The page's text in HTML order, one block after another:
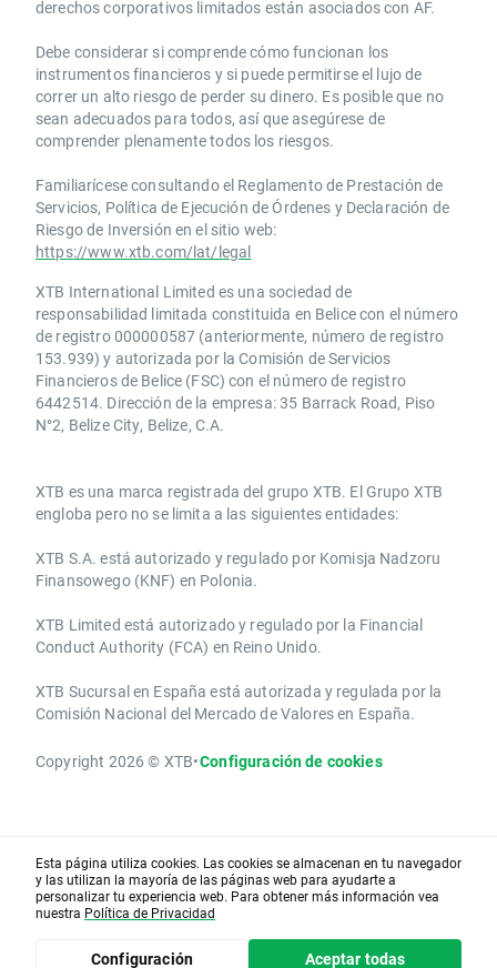
derechos corporativos limitados están asociados con AF.
Debe considerar si comprende cómo funcionan los
instrumentos financieros y si puede permitirse el lujo de
correr un alto riesgo de perder su dinero. Es posible que no
sean adecuados para todos, así que asegúrese de
comprender plenamente todos los riesgos.
Familiarícese consultando el Reglamento de Prestación de
Servicios, Política de Ejecución de Órdenes y Declaración de
Riesgo de Inversión en el sitio web:
https://www.xtb.com/lat/legal
XTB International Limited es una sociedad de
responsabilidad limitada constituida en Belice con el número
de registro 000000587 (anteriormente, número de registro
153.939) y autorizada por la Comisión de Servicios
Financieros de Belice (FSC) con el número de registro
6442514. Dirección de la empresa: 35 Barrack Road, Piso
N°2, Belize City, Belize, C.A.
​​XTB es una marca registrada del grupo XTB. El Grupo XTB
engloba pero no se limita a las siguientes entidades:
XTB S.A.​ está autorizado y regulado por Komisja Nadzoru
Finansowego (KNF) ​en Polonia.
XTB Limited ​está autorizado y regulado por la ​Financial
Conduct Authority ​(FCA) en ​​Reino Unido.
XTB Sucursal en España está autorizada y regulada por la
Comisión Nacional del Mercado de Valores en España.
Copyright 2026 © XTB•Configuración de cookies
Esta página utiliza cookies. Las cookies se almacenan en tu navegador
y las utilizan la mayoría de las páginas web para ayudarte a
personalizar tu experiencia web. Para obtener más información vea
nuestra Política de Privacidad
Configuración Aceptar todas